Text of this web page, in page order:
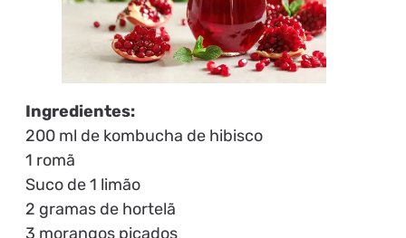
Ingredientes:
200 ml de kombucha de hibisco
1 romã
Suco de 1 limão
2 gramas de hortelã
3 morangos picados